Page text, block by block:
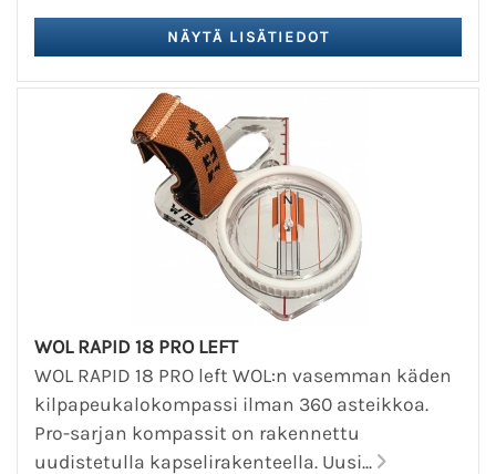
WOL RAPID 18 PRO LEFT
WOL RAPID 18 PRO left WOL:n vasemman käden
kilpapeukalokompassi ilman 360 asteikkoa.
Pro-sarjan kompassit on rakennettu
uudistetulla kapselirakenteella. Uusi...